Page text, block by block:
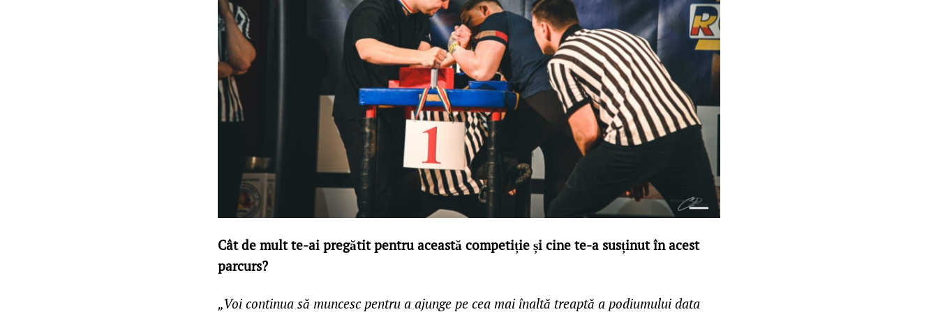
Cât de mult te-ai pregătit pentru această competiție și cine te-a susținut în acest
parcurs?
„Voi continua să muncesc pentru a ajunge pe cea mai înaltă treaptă a podiumului data